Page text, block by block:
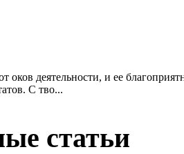
оков деятельности, и ее
С тво...
статьи